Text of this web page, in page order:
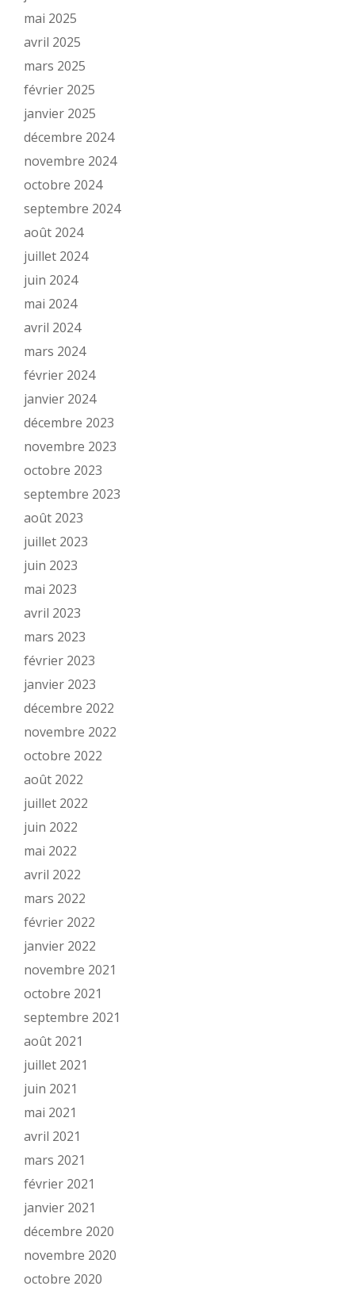
mai 2025
avril 2025
mars 2025
février 2025
janvier 2025
décembre 2024
novembre 2024
octobre 2024
septembre 2024
août 2024
juillet 2024
juin 2024
mai 2024
avril 2024
mars 2024
février 2024
janvier 2024
décembre 2023
novembre 2023
octobre 2023
septembre 2023
août 2023
juillet 2023
juin 2023
mai 2023
avril 2023
mars 2023
février 2023
janvier 2023
décembre 2022
novembre 2022
octobre 2022
août 2022
juillet 2022
juin 2022
mai 2022
avril 2022
mars 2022
février 2022
janvier 2022
novembre 2021
octobre 2021
septembre 2021
août 2021
juillet 2021
juin 2021
mai 2021
avril 2021
mars 2021
février 2021
janvier 2021
décembre 2020
novembre 2020
octobre 2020